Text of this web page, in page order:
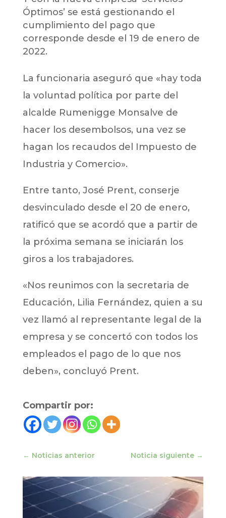
Óptimos’ se está gestionando el
cumplimiento del pago que
corresponde desde el 19 de enero de
2022.
La funcionaria aseguró que «hay toda
la voluntad política por parte del
alcalde Rumenigge Monsalve de
hacer los desembolsos, una vez se
hagan los recaudos del Impuesto de
Industria y Comercio».
Entre tanto, José Prent, conserje
desvinculado desde el 20 de enero,
ratificó que se acordó que a partir de
la próxima semana se iniciarán los
giros a los trabajadores.
«Nos reunimos con la secretaria de
Educación, Lilia Fernández, quien a su
vez llamó al representante legal de la
empresa y se concertó con todos los
empleados el pago de lo que nos
deben», concluyó Prent.
Compartir por:
← Noticias anterior Noticia siguiente →